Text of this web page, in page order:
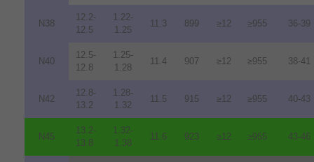
N38
12.2-
12.5
1.22-
1.25
11.3 899 ≥12 ≥955 36-39
N40
12.5-
12.8
1.25-
1.28
11.4 907 ≥12 ≥955 38-41
N42
12.8-
13.2
1.28-
1.32
11.5 915 ≥12 ≥955 40-43
N45
13.2-
13.8
1.32-
1.38
11.6 923 ≥12 ≥955 43-46